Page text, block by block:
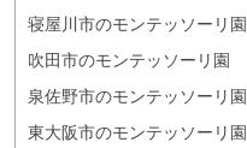
寝屋川市のモンテッソーリ園
吹田市のモンテッソーリ園
泉佐野市のモンテッソーリ園
東大阪市のモンテッソーリ園